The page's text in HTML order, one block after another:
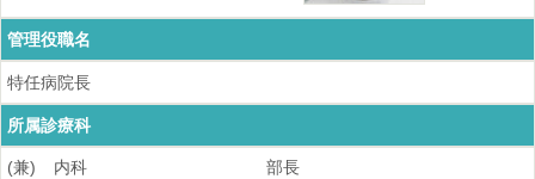
管理役職名
特任病院長
所属診療科
(兼) 内科 部長